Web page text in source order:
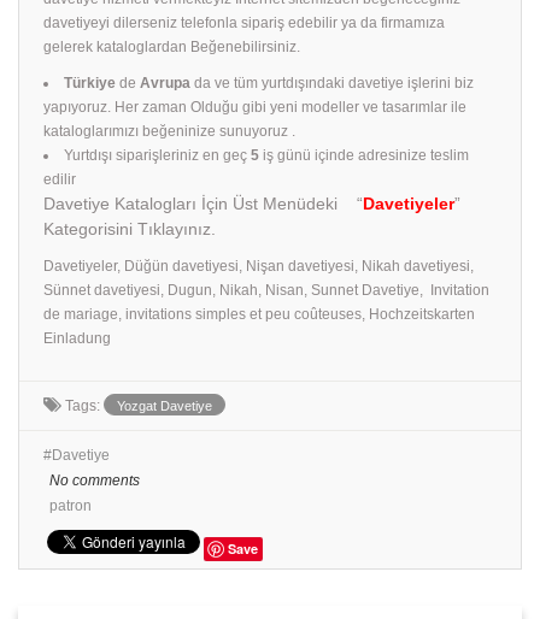
davetiyeyi dilerseniz telefonla sipariş edebilir ya da firmamıza
gelerek kataloglardan Beğenebilirsiniz.
Türkiye de Avrupa da ve tüm yurtdışındaki davetiye işlerini biz
yapıyoruz. Her zaman Olduğu gibi yeni modeller ve tasarımlar ile
kataloglarımızı beğeninize sunuyoruz .
Yurtdışı siparişleriniz en geç 5 iş günü içinde adresinize teslim
edilir
Davetiye Katalogları İçin Üst Menüdeki “Davetiyeler”
Kategorisini Tıklayınız.
Davetiyeler, Düğün davetiyesi, Nişan davetiyesi, Nikah davetiyesi,
Sünnet davetiyesi, Dugun, Nikah, Nisan, Sunnet Davetiye, Invitation
de mariage, invitations simples et peu coûteuses, Hochzeitskarten
Einladung
Tags: Yozgat Davetiye
Davetiye
No comments
patron
Save